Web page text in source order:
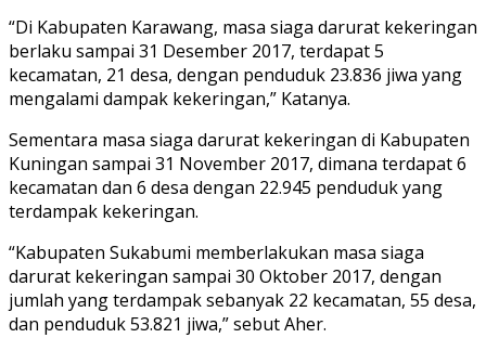
“Di Kabupaten Karawang, masa siaga darurat kekeringan
berlaku sampai 31 Desember 2017, terdapat 5
kecamatan, 21 desa, dengan penduduk 23.836 jiwa yang
mengalami dampak kekeringan,” Katanya.
Sementara masa siaga darurat kekeringan di Kabupaten
Kuningan sampai 31 November 2017, dimana terdapat 6
kecamatan dan 6 desa dengan 22.945 penduduk yang
terdampak kekeringan.
“Kabupaten Sukabumi memberlakukan masa siaga
darurat kekeringan sampai 30 Oktober 2017, dengan
jumlah yang terdampak sebanyak 22 kecamatan, 55 desa,
dan penduduk 53.821 jiwa,” sebut Aher.